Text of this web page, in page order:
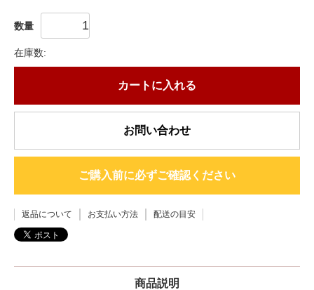
数量
在庫数:
カートに入れる
お問い合わせ
ご購入前に必ずご確認ください
返品について お支払い方法 配送の目安
商品説明